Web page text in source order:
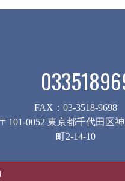
FAX：03-3518-9698
〒101-0052 東京都千代田区神
町2-14-10